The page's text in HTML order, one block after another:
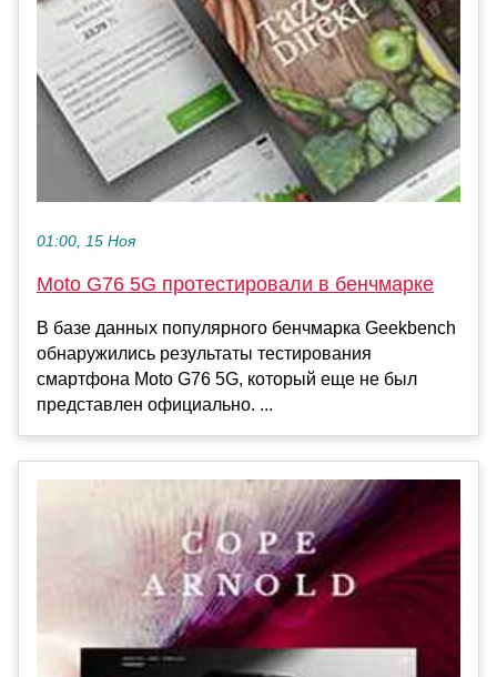
01:00, 15 Ноя
Moto G76 5G протестировали в бенчмарке
В базе данных популярного бенчмарка Geekbench
обнаружились результаты тестирования
смартфона Moto G76 5G, который еще не был
представлен официально. ...